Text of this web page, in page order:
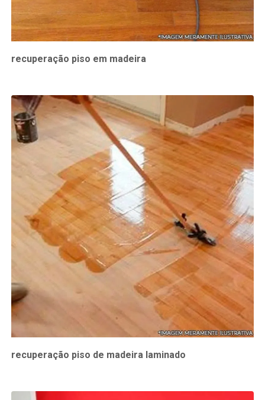
recuperação piso em madeira
recuperação piso de madeira laminado